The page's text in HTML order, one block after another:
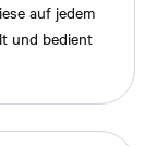
auf jedem
und bedient